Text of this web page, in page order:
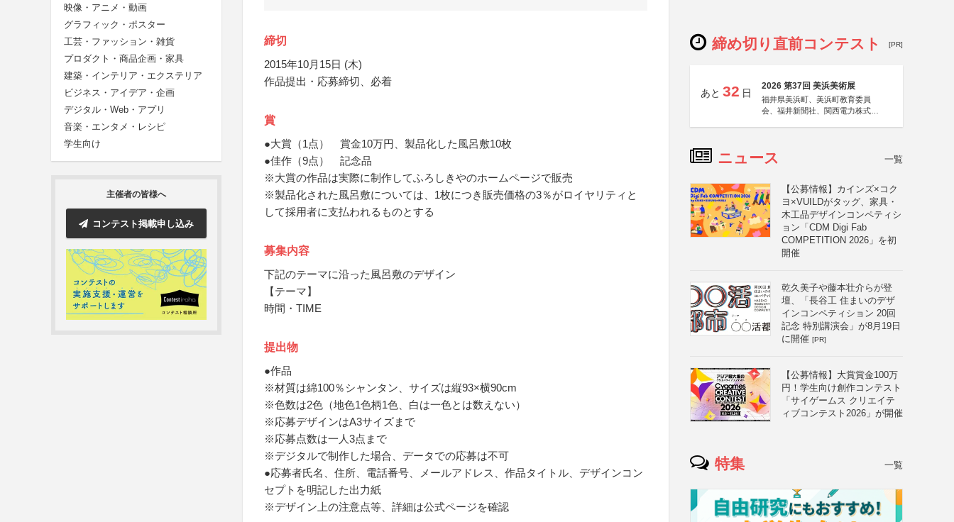
映像・アニメ・動画
グラフィック・ポスター
工芸・ファッション・雑貨
プロダクト・商品企画・家具
建築・インテリア・エクステリア
ビジネス・アイデア・企画
デジタル・Web・アプリ
音楽・エンタメ・レシピ
学生向け
主催者の皆様へ
コンテスト掲載申し込み
締切
2015年10月15日 (木)
作品提出・応募締切、必着
賞
●大賞（1点） 賞金10万円、製品化した風呂敷10枚
●佳作（9点） 記念品
※大賞の作品は実際に制作してふろしきやのホームページで販売
※製品化された風呂敷については、1枚につき販売価格の3％がロイヤリティと
して採用者に支払われるものとする
募集内容
下記のテーマに沿った風呂敷のデザイン
【テーマ】
時間・TIME
提出物
●作品
※材質は綿100％シャンタン、サイズは縦93×横90cm
※色数は2色（地色1色柄1色、白は一色とは数えない）
※応募デザインはA3サイズまで
※応募点数は一人3点まで
※デジタルで制作した場合、データでの応募は不可
●応募者氏名、住所、電話番号、メールアドレス、作品タイトル、デザインコン
セプトを明記した出力紙
※デザイン上の注意点等、詳細は公式ページを確認
締め切り直前コンテスト [PR]
あと 32 日
2026 第37回 美浜美術展
福井県美浜町、美浜町教育委員
会、福井新聞社、関西電力株式会
ニュース 一覧
【公募情報】カインズ×コク
ヨ×VUILDがタッグ、家具・
木工品デザインコンペティシ
ョン「CDM Digi Fab
COMPETITION 2026」を初
開催
乾久美子や藤本壮介らが登
壇、「長谷工 住まいのデザ
インコンペティション 20回
記念 特別講演会」が8月19日
に開催 [PR]
【公募情報】大賞賞金100万
円！学生向け創作コンテスト
「サイゲームス クリエイテ
ィブコンテスト2026」が開催
特集 一覧